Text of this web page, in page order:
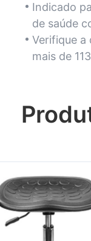
uso
Indicado
de saúde
expostos
Verifique a
mais de